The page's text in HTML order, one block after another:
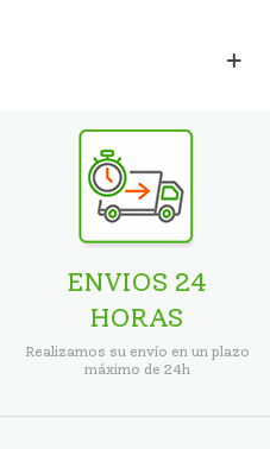
ENVIOS 24
HORAS
Realizamos su envío en un plazo
máximo de 24h